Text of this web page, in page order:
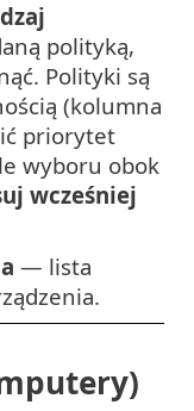
polityką,
Polityki są
(kolumna
priorytet
wyboru obok
wcześniej
— lista